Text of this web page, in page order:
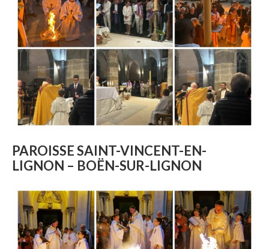
PAROISSE SAINT-VINCENT-EN-
LIGNON – BOËN-SUR-LIGNON